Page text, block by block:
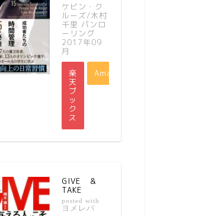
ケビン・ク
ルーズ/木村
千里 パンロ
ーリング
2017年09
月
楽
天
ブ
ッ
ク
ス
Amazon
GIVE ＆
TAKE
posted with
ヨメレバ